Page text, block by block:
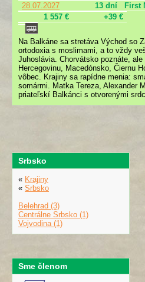
28.07.2027 13 dní
First
1 557 €
+39 €
Na Balkáne sa stretáva Východ so
ortodoxia s moslimami, a to vždy
Juhoslávia. Chorvátsko poznáte,
Hercegovinu, Macedónsko, Čiernu
vôbec. Krajiny sa rapídne menia:
somármi. Matka Tereza, Alexander
priateľskí Balkánci s otvorenými
Srbsko
« Krajiny
« Srbsko
Belehrad (3)
Centrálne Srbsko (1)
Vojvodina (1)
Sme členom